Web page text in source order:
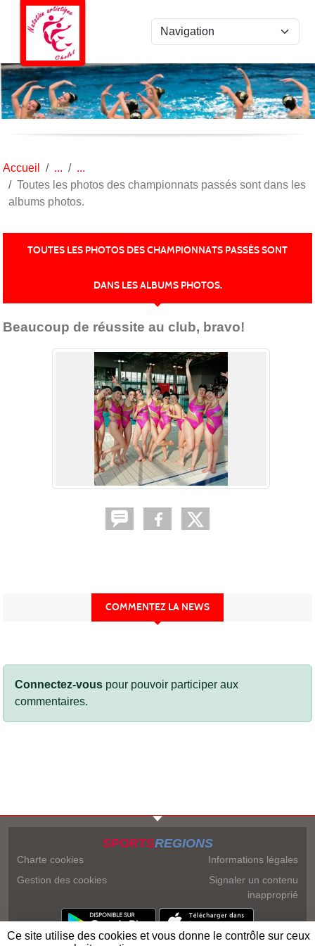
Accueil
Toutes les photos des championnats passés sont dans les
albums photos.
TOUTES LES PHOTOS DES CHAMPIONNATS PASSÉS SONT
DANS LES ALBUMS PHOTOS.
Beaucoup de réussite au club, bravo!
COMMENTEZ LA NEWS
Connectez-vous pour pouvoir participer aux
commentaires.
SPORTSREGIONS
Charte cookies
Gestion des cookies
Informations légales
Signaler un contenu
inapproprié
Panneau de gestion des cookies
Ce site utilise des cookies et vous donne le contrôle sur ceux